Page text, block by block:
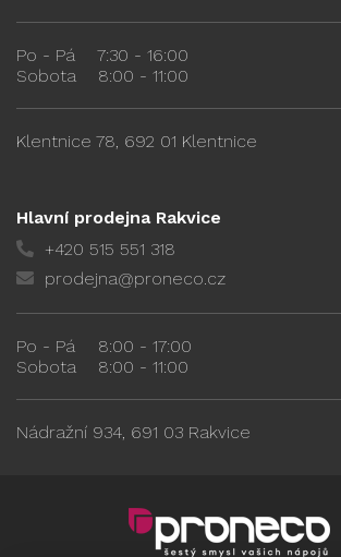
Po - Pá
7:30 - 16:00
Sobota
8:00 - 11:00
Klentnice 78, 692 01 Klentnice
Hlavní prodejna Rakvice
+420 515 551 318
prodejna@proneco.cz
Po - Pá
8:00 - 17:00
Sobota
8:00 - 11:00
Nádražní 934, 691 03 Rakvice